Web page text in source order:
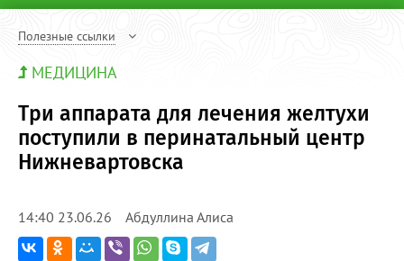
Полезные ссылки
МЕДИЦИНА
Три аппарата для лечения желтухи
поступили в перинатальный центр
Нижневартовска
14:40 23.06.26 Абдуллина Алиса